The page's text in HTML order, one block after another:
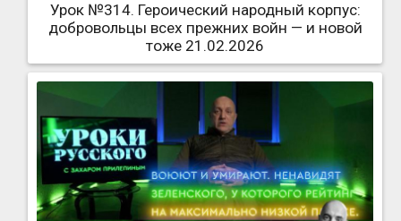
Урок №314. Героический народный корпус:
добровольцы всех прежних войн — и новой
тоже 21.02.2026